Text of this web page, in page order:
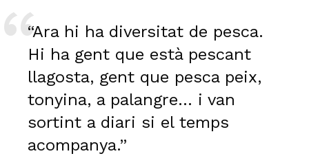
“Ara hi ha diversitat de pesca.
Hi ha gent que està pescant
llagosta, gent que pesca peix,
tonyina, a palangre… i van
sortint a diari si el temps
acompanya.”